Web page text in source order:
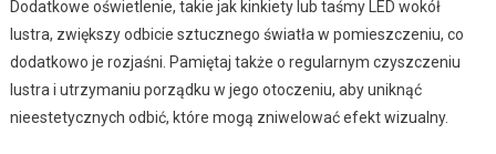
Dodatkowe oświetlenie, takie jak kinkiety lub taśmy LED wokół
lustra, zwiększy odbicie sztucznego światła w pomieszczeniu, co
dodatkowo je rozjaśni. Pamiętaj także o regularnym czyszczeniu
lustra i utrzymaniu porządku w jego otoczeniu, aby uniknąć
nieestetycznych odbić, które mogą zniwelować efekt wizualny.